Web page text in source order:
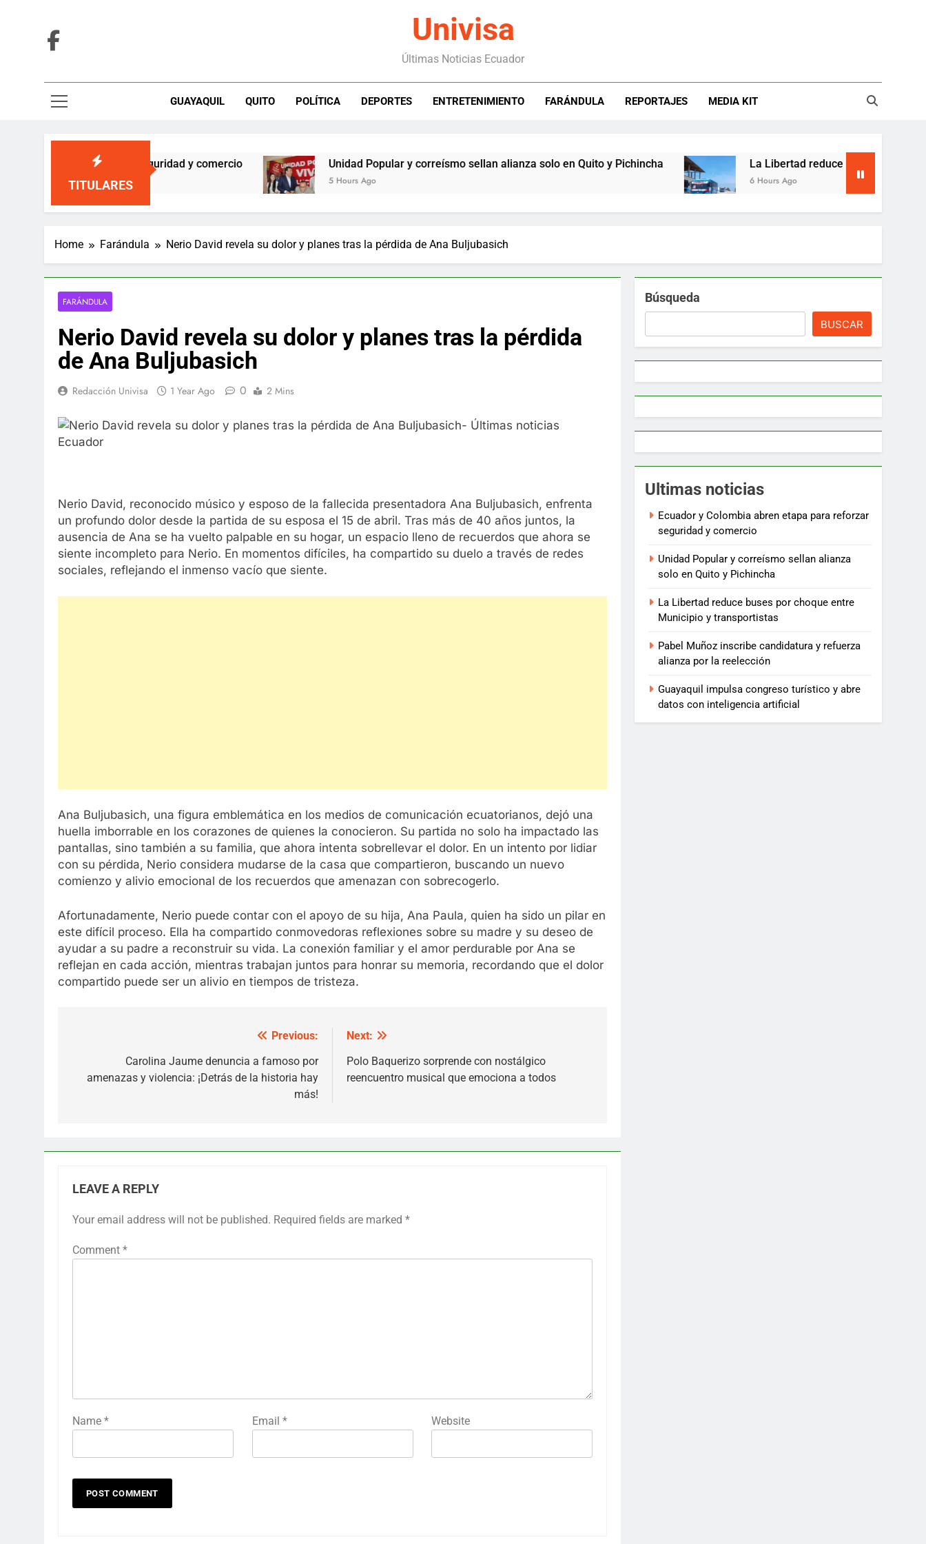
Univisa
Últimas Noticias Ecuador
GUAYAQUIL QUITO POLÍTICA DEPORTES ENTRETENIMIENTO FARÁNDULA REPORTAJES MEDIA KIT
TITULARES
para reforzar seguridad y comercio Unidad Popular y correísmo sellan alianza solo en Quito y Pichincha
5 Hours Ago
La Libertad reduce buses por choque
6 Hours Ago
Home Farándula Nerio David revela su dolor y planes tras la pérdida de Ana Buljubasich
FARÁNDULA
Nerio David revela su dolor y planes tras la pérdida
de Ana Buljubasich
Redacción Univisa 1 Year Ago 0 2 Mins
Nerio David, reconocido músico y esposo de la fallecida presentadora Ana Buljubasich, enfrenta
un profundo dolor desde la partida de su esposa el 15 de abril. Tras más de 40 años juntos, la
ausencia de Ana se ha vuelto palpable en su hogar, un espacio lleno de recuerdos que ahora se
siente incompleto para Nerio. En momentos difíciles, ha compartido su duelo a través de redes
sociales, reflejando el inmenso vacío que siente.
Ana Buljubasich, una figura emblemática en los medios de comunicación ecuatorianos, dejó una
huella imborrable en los corazones de quienes la conocieron. Su partida no solo ha impactado las
pantallas, sino también a su familia, que ahora intenta sobrellevar el dolor. En un intento por lidiar
con su pérdida, Nerio considera mudarse de la casa que compartieron, buscando un nuevo
comienzo y alivio emocional de los recuerdos que amenazan con sobrecogerlo.
Afortunadamente, Nerio puede contar con el apoyo de su hija, Ana Paula, quien ha sido un pilar en
este difícil proceso. Ella ha compartido conmovedoras reflexiones sobre su madre y su deseo de
ayudar a su padre a reconstruir su vida. La conexión familiar y el amor perdurable por Ana se
reflejan en cada acción, mientras trabajan juntos para honrar su memoria, recordando que el dolor
compartido puede ser un alivio en tiempos de tristeza.
navigation
Previous:
Carolina Jaume denuncia a famoso por
amenazas y violencia: ¡Detrás de la historia hay
más!
Next:
Polo Baquerizo sorprende con nostálgico
reencuentro musical que emociona a todos
LEAVE A REPLY
Your email address will not be published. Required fields are marked *
Comment *
Name * Email * Website
Búsqueda
BUSCAR
Ultimas noticias
Ecuador y Colombia abren etapa para reforzar
seguridad y comercio
Unidad Popular y correísmo sellan alianza
solo en Quito y Pichincha
La Libertad reduce buses por choque entre
Municipio y transportistas
Pabel Muñoz inscribe candidatura y refuerza
alianza por la reelección
Guayaquil impulsa congreso turístico y abre
datos con inteligencia artificial